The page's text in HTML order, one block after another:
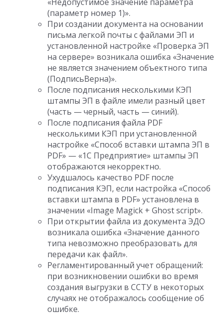
(параметр номер 1)».
При создании документа на основании
письма легкой почты с файлами ЭП и
установленной настройке «Проверка ЭП
на сервере» возникала ошибка «Значение
не является значением объектного типа
(ПодписьВерна)».
После подписания несколькими КЭП
штампы ЭП в файле имели разный цвет
(часть — черный, часть — синий).
После подписания файла PDF
несколькими КЭП при установленной
настройке «Способ вставки штампа ЭП в
PDF» — «1С Предприятие» штампы ЭП
отображаются некорректно.
Ухудшалось качество PDF после
подписания КЭП, если настройка «Способ
вставки штампа в PDF» установлена в
значении «Image Magick + Ghost script».
При открытии файла из документа ЭДО
возникала ошибка «Значение данного
типа невозможно преобразовать для
передачи как файл».
Регламентированный учет обращений:
при возникновении ошибки во время
создания выгрузки в ССТУ в некоторых
случаях не отображалось сообщение об
ошибке.